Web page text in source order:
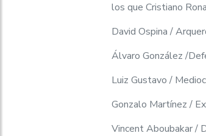
los que Cristiano
David Ospina /
Álvaro González /
Luiz Gustavo /
Gonzalo Martínez /
Vincent Aboubakar /